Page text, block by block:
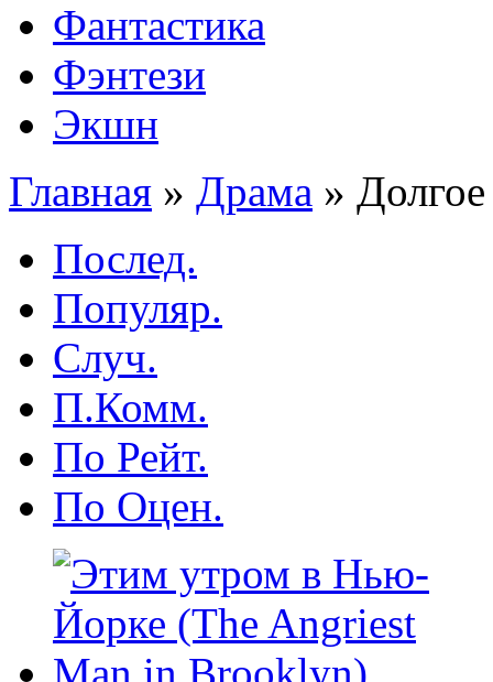
Фантастика
Фэнтези
Экшн
Главная » Драма »
Послед.
Популяр.
Случ.
П.Комм.
По Рейт.
По Оцен.